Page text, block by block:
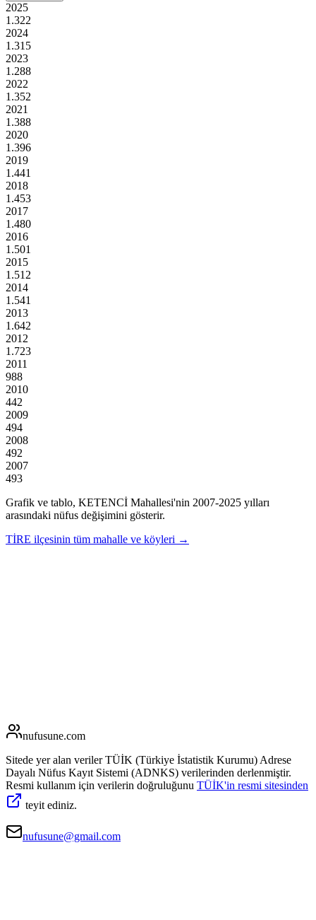
2025
1.322
2024
1.315
2023
1.288
2022
1.352
2021
1.388
2020
1.396
2019
1.441
2018
1.453
2017
1.480
2016
1.501
2015
1.512
2014
1.541
2013
1.642
2012
1.723
2011
988
2010
442
2009
494
2008
492
2007
493
Grafik ve tablo, KETENCİ Mahallesi'nin 2007-2025 yılları
arasındaki nüfus değişimini gösterir.
TİRE ilçesinin tüm mahalle ve köyleri →
nufusune.com
Sitede yer alan veriler TÜİK (Türkiye İstatistik Kurumu) Adrese
Dayalı Nüfus Kayıt Sistemi (ADNKS) verilerinden derlenmiştir.
Resmi kullanım için verilerin doğruluğunu TÜİK'in resmi sitesinden
teyit ediniz.
nufusune@gmail.com